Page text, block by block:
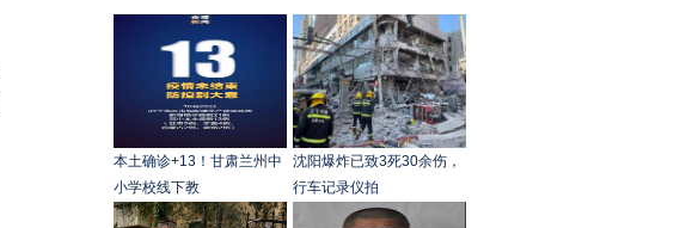
本土确诊+13！甘肃兰州中
小学校线下教
沈阳爆炸已致3死30余伤，
行车记录仪拍